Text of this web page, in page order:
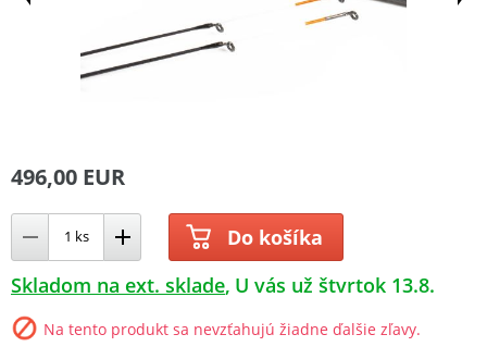
496,00 EUR
Do košíka
Skladom na ext. sklade U vás už štvrtok 13.8.
Na tento produkt sa nevzťahujú žiadne ďalšie zľavy.